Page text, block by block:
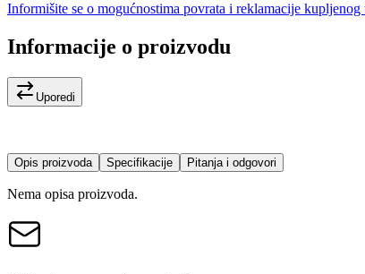
Informišite se o mogućnostima povrata i reklamacije kupljenog
Informacije o proizvodu
Uporedi
Opis proizvoda Specifikacije Pitanja i odgovori
Nema opisa proizvoda.